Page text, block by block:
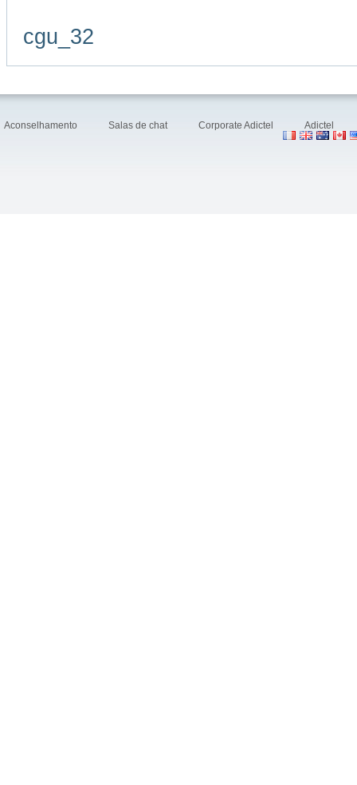
cgu_32
Aconselhamento Salas de chat Corporate Adictel Adictel